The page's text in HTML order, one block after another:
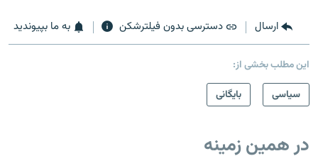
ارسال دسترسی بدون فیلترشکن به ما بپیوندید
این مطلب بخشی از:
سیاسی
بایگانی
در همین زمینه